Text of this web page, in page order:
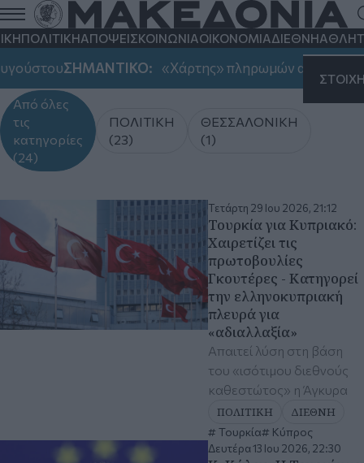
ΠΟΛΙΤΙΚΗΑΠΟΨΕΙΣΚΟΙΝΩΝΙΑΟΙΚΟΝΟΜΙΑΔΙΕΘΝΗ
ΣΗΜΑΝΤΙΚΟ: «Χάρτης» πληρωμών από e-ΕΦΚΑ
Από όλες
τις
κατηγορίες
(24)
ΠΟΛΙΤΙΚΗ
(23)
ΘΕΣΣΑΛΟΝΙΚΗ
(1)
Τετάρτη 29 Ιου 2026, 21:12
Τουρκία για Κυπριακό:
Χαιρετίζει τις
πρωτοβουλίες
Γκουτέρες - Κατηγορεί
την ελληνοκυπριακή
πλευρά για
«αδιαλλαξία»
Απαιτεί λύση στη βάση
του «ισότιμου διεθνούς
καθεστώτος» η Άγκυρα
ΠΟΛΙΤΙΚΗ ΔΙΕΘΝΗ
Τουρκία Κύπρος
Δευτέρα 13 Ιου 2026, 22:30